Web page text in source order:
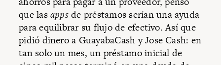
que lasappsde préstamos serían una ayuda
para equilibrar su flujo de efectivo. Así que
pidió dinero a GuayabaCash y Jose Cash: en
tan solo un mes, un préstamo inicial de